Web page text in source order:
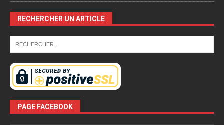
RECHERCHER UN ARTICLE
PAGE FACEBOOK